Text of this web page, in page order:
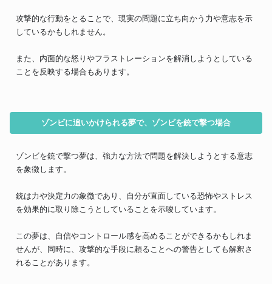
攻撃的な行動をとることで、現実の問題に立ち向かう力や意志を示
しているかもしれません。
また、内面的な怒りやフラストレーションを解消しようとしている
ことを反映する場合もあります。
ゾンビに追いかけられる夢で、ゾンビを銃で撃つ場合
ゾンビを銃で撃つ夢は、強力な方法で問題を解決しようとする意志
を象徴します。
銃は力や決定力の象徴であり、自分が直面している恐怖やストレス
を効果的に取り除こうとしていることを示唆しています。
この夢は、自信やコントロール感を高めることができるかもしれま
せんが、同時に、攻撃的な手段に頼ることへの警告としても解釈さ
れることがあります。